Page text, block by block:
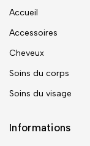
Accueil
Accessoires
Cheveux
Soins du corps
Soins du visage
Informations